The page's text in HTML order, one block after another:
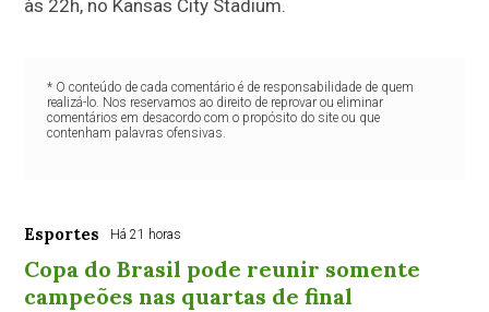
às 22h, no Kansas City Stadium.
* O conteúdo de cada comentário é de responsabilidade de quem
realizá-lo. Nos reservamos ao direito de reprovar ou eliminar
comentários em desacordo com o propósito do site ou que
contenham palavras ofensivas.
Esportes Há 21 horas
Copa do Brasil pode reunir somente
campeões nas quartas de final